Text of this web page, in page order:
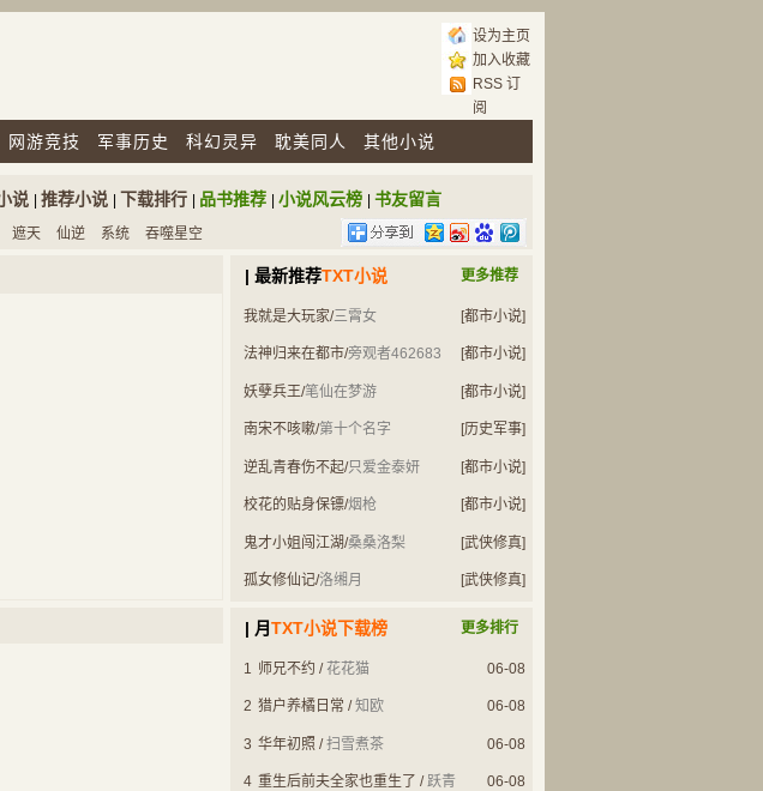
设为主页
加入收藏
RSS 订
阅
网游竞技 军事历史 科幻灵异 耽美同人 其他小说
说 推荐小说 下载排行 品书推荐 小说风云榜 书友留言
遮天 仙逆 系统 吞噬星空
更多推荐
| 最新推荐TXT小说
[都市小说]
我就是大玩家/三霄女
[都市小说]
法神归来在都市/旁观者462683
[都市小说]
妖孽兵王/笔仙在梦游
[历史军事]
南宋不咳嗽/第十个名字
[都市小说]
逆乱青春伤不起/只爱金泰妍
[都市小说]
校花的贴身保镖/烟枪
[武侠修真]
鬼才小姐闯江湖/桑桑洛梨
[武侠修真]
孤女修仙记/洛缃月
更多排行
| 月TXT小说下载榜
06-08
1 师兄不约 / 花花猫
06-08
2 猎户养橘日常 /知欧
06-08
3 华年初照 /扫雪煮茶
06-08
4 重生后前夫全家也重生了 /跃青